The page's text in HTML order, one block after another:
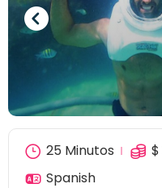
25 Minutos $
Spanish